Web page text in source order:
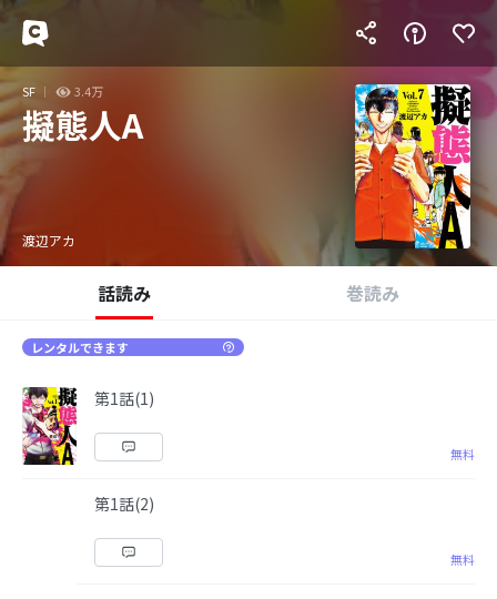
SF 3.4万
擬態人A
渡辺アカ
話読み 巻読み
レンタルできます
第1話(1)
無料
第1話(2)
無料